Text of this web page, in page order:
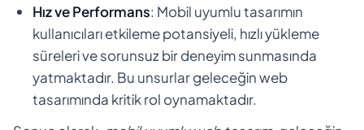
Hız ve Performans: Mobil uyumlu tasarımın
kullanıcıları etkileme potansiyeli, hızlı yükleme
süreleri ve sorunsuz bir deneyim sunmasında
yatmaktadır. Bu unsurlar geleceğin web
tasarımında kritik rol oynamaktadır.